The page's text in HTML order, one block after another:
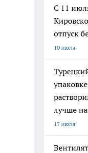
С 11
отпуск
10 июля
лучше
17 июля